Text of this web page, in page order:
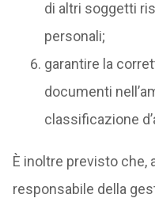
di altri soggetti
personali;
garantire la
documenti
classificazione
È inoltre previsto che,
responsabile della